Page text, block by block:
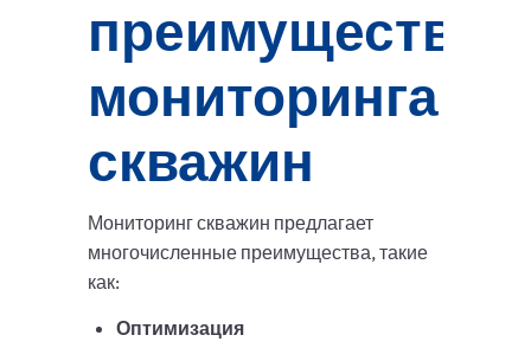
преимущества
мониторинга
скважин
Мониторинг скважин предлагает
многочисленные преимущества, такие
как:
Оптимизация